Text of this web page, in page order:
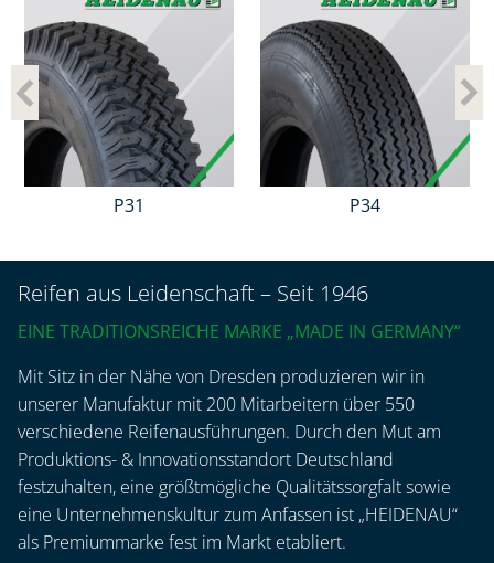
P31 P34
Reifen aus Leidenschaft – Seit 1946
EINE TRADITIONSREICHE MARKE „MADE IN GERMANY“
Mit Sitz in der Nähe von Dresden produzieren wir in
unserer Manufaktur mit 200 Mitarbeitern über 550
verschiedene Reifenausführungen. Durch den Mut am
Produktions- & Innovationsstandort Deutschland
festzuhalten, eine größtmögliche Qualitätssorgfalt sowie
eine Unternehmenskultur zum Anfassen ist „HEIDENAU“
als Premiummarke fest im Markt etabliert.